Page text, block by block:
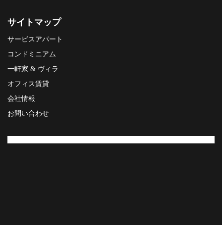
サイトマップ
サービスアパート
コンドミニアム
一軒家 & ヴィラ
オフィス賃貸
会社情報
お問い合わせ